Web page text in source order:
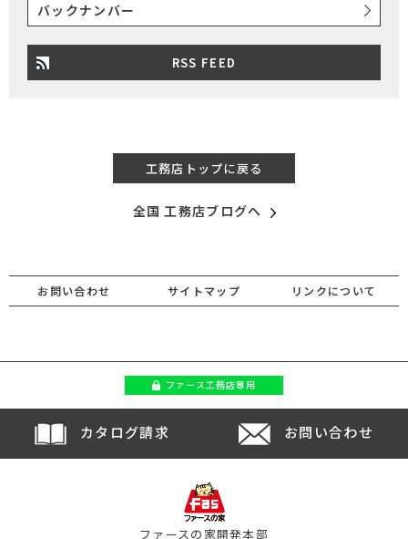
バックナンバー
RSS FEED
工務店トップに戻る
全国 工務店ブログへ
お問い合わせ サイトマップ リンクについて
ファース工務店専用
カタログ請求 お問い合わせ
ファースの家開発本部